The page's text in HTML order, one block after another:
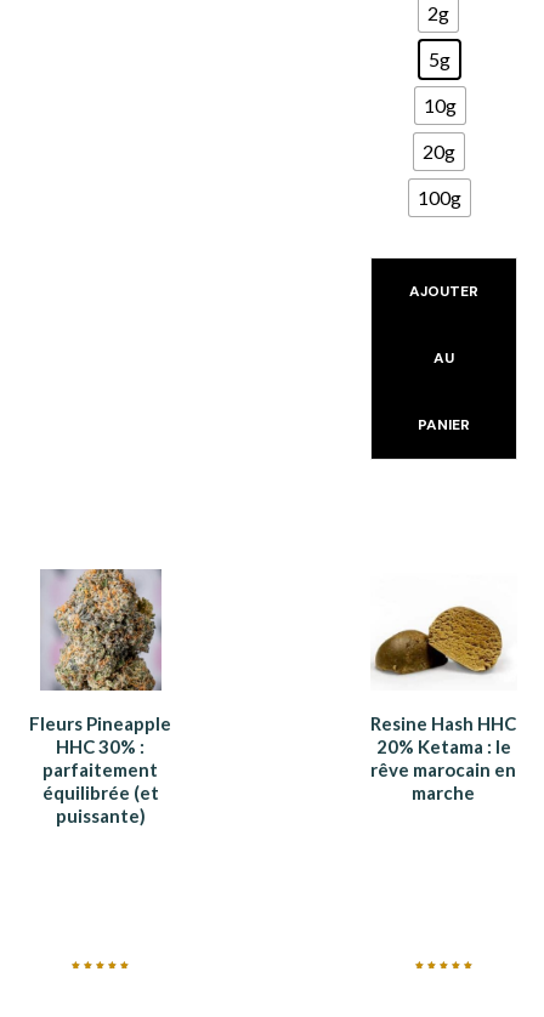
2g
5g
10g
20g
100g
AJOUTER
AU
PANIER
Fleurs Pineapple
HHC 30% :
parfaitement
équilibrée (et
puissante)
Resine Hash HHC
20% Ketama : le
rêve marocain en
marche